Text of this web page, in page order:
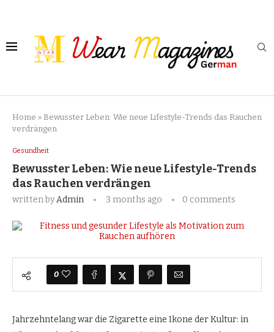
Home » Bewusster Leben: Wie neue Lifestyle-Trends das Rauchen
verdrängen
Gesundheit
Bewusster Leben: Wie neue Lifestyle-Trends
das Rauchen verdrängen
written byAdmin 3 months ago 0 comments
0
Jahrzehntelang war die Zigarette eine Ikone der Kultur: in